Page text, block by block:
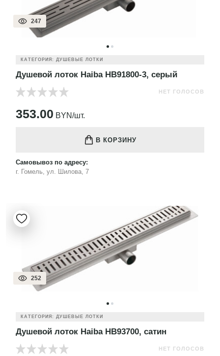
247
КАТЕГОРИЯ: ДУШЕВЫЕ ЛОТКИ
Душевой лоток Haiba HB91800-3, серый
НЕТ ГОЛОСОВ
353.00 BYN/шт.
В КОРЗИНУ
Самовывоз по адресу:
г. Гомель, ул. Шилова, 7
252
КАТЕГОРИЯ: ДУШЕВЫЕ ЛОТКИ
Душевой лоток Haiba HB93700, сатин
НЕТ ГОЛОСОВ